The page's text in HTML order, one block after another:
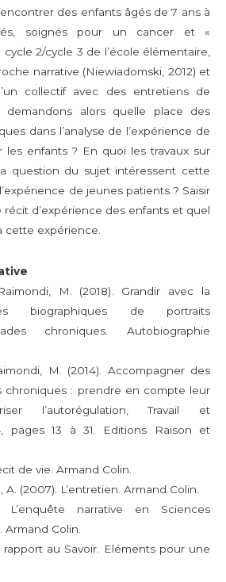
des enfants âgés de 7 ans à
soignés pour un cancer et «
2/cycle 3 de l’école élémentaire,
narrative (Niewiadomski, 2012) et
collectif avec des entretiens de
demandons alors quelle place des
dans l’analyse de l’expérience de
les enfants ? En quoi les travaux sur
question du sujet intéressent cette
de jeunes patients ? Saisir
récit d’expérience des enfants et quel
cette expérience.
M. (2018). Grandir avec la
biographiques de portraits
chroniques. Autobiographie
M. (2014). Accompagner des
chroniques : prendre en compte leur
l’autorégulation, Travail et
pages 13 à 31. Editions Raison et
de vie. Armand Colin.
A. (2007). L’entretien. Armand Colin.
narrative en Sciences
Armand Colin.
rapport au Savoir. Eléments pour une